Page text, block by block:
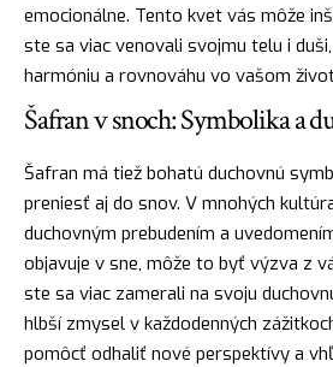
emocionálne. Tento kvet vás môže
ste sa viac venovali svojmu telu i
harmóniu a rovnováhu vo vašom
Šafran v snoch: Symbolika a
Šafran má tiež bohatú duchovnú
preniesť aj do snov. V mnohých
duchovným prebudením a
objavuje v sne, môže to byť výzva z
ste sa viac zamerali na svoju
hlbší zmysel v každodenných
pomôcť odhaliť nové perspektívy a